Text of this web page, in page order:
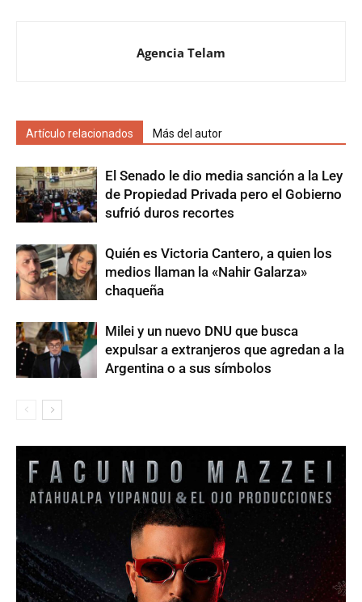
Agencia Telam
Artículo relacionados Más del autor
El Senado le dio media sanción a la Ley
de Propiedad Privada pero el Gobierno
sufrió duros recortes
Quién es Victoria Cantero, a quien los
medios llaman la «Nahir Galarza»
chaqueña
Milei y un nuevo DNU que busca
expulsar a extranjeros que agredan a la
Argentina o a sus símbolos